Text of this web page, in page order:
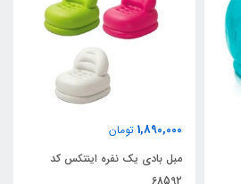
کد
4,500,000
مبل بادی پشتی دار اینتکس کد